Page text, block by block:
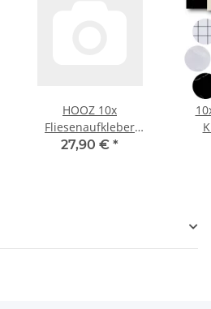
HOOZ 10x
Fliesenaufkleber
Küchenrückwand,
Schlafzimmer
27,90 € *